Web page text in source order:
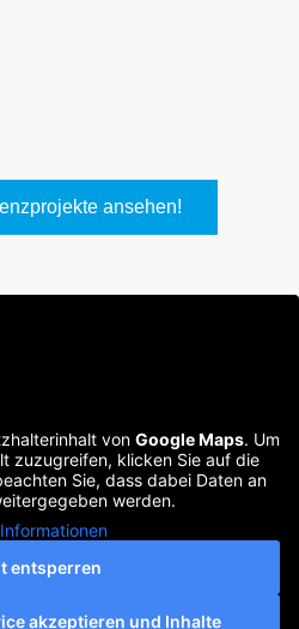
ansehen!
von Google Maps. Um
zuzugreifen, klicken Sie auf die
Sie, dass dabei Daten an
werden.
entsperren
akzeptieren und Inhalte